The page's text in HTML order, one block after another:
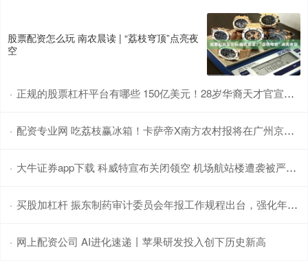
股票配资怎么玩 南农晨读 | “荔枝穹顶”点亮夜
空
· 正规的股票杠杆平台有哪些 150亿美元！28岁华裔天才官宣加入Meta，扎克伯格掀翻AI牌桌！
· 配资专业网 吃荔枝赢冰箱！卡萨帝X南方农村报将在广州京东MALL举行神鲜盒推广活动
· 大牛证券app下载 科威特宣布关闭领空 机场航站楼遭袭被严重损毁 现场多人受伤！
· 买股加杠杆 振东制药审计委员会年报工作规程出台，强化年报审计监督
· 网上配资公司 AI进化速递丨苹果研发投入创下历史新高